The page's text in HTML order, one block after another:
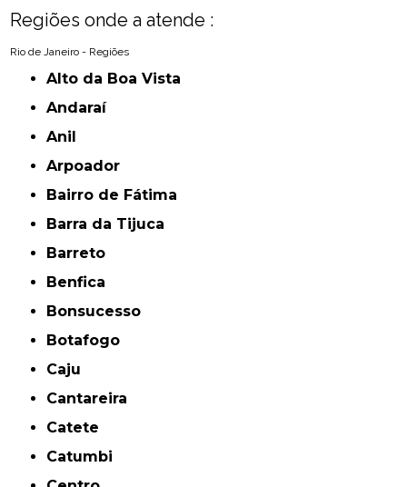
Regiões onde a atende :
Rio de Janeiro - Regiões
Alto da Boa Vista
Andaraí
Anil
Arpoador
Bairro de Fátima
Barra da Tijuca
Barreto
Benfica
Bonsucesso
Botafogo
Caju
Cantareira
Catete
Catumbi